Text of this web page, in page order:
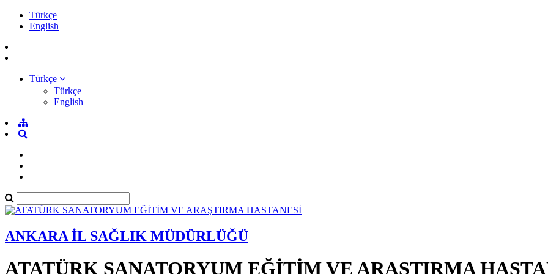
Türkçe
English
Türkçe
Türkçe
English
ANKARA İL SAĞLIK MÜDÜRLÜĞÜ
ATATÜRK SANATORYUM EĞİTİM VE ARAŞTIRMA